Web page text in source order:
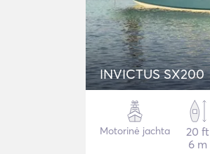
INVICTUS SX200
Motorinė jachta
20 ft
6 m